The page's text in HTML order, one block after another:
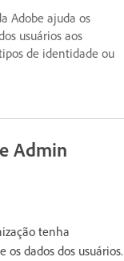
Adobe ajuda os
usuários aos
de identidade ou
Admin
tenha
dados dos usuários.